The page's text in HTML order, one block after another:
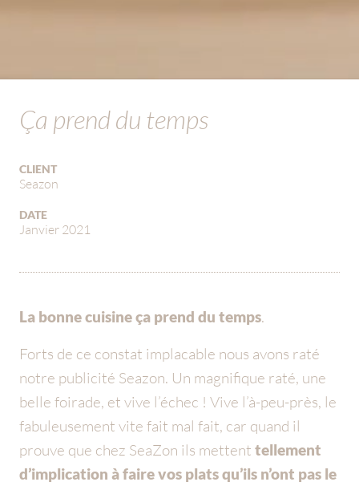
Ça prend du temps
CLIENT
Seazon
DATE
Janvier 2021
La bonne cuisine ça prend du temps.
Forts de ce constat implacable nous avons raté
notre publicité Seazon. Un magnifique raté, une
belle foirade, et vive l’échec ! Vive l’à-peu-près, le
fabuleusement vite fait mal fait, car quand il
prouve que chez SeaZon ils mettent tellement
d’implication à faire vos plats qu’ils n’ont pas le